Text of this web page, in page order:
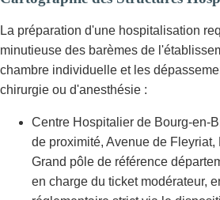
La préparation d'une hospitalisation
minutieuse des barèmes de
chambre individuelle et les
chirurgie ou d'anesthésie :
Centre Hospitalier de Bourg-en-
de proximité, Avenue de Fleyriat,
Grand pôle de référence
en charge du ticket modérateur,